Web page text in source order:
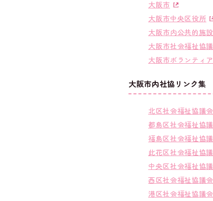
大阪市
大阪市中央区役所
大阪市内公共的施
大阪市社会福祉協
大阪市ボランティ
大阪市内社協リンク集
北区社会福祉協議会
都島区社会福祉協
福島区社会福祉協
此花区社会福祉協
中央区社会福祉協
西区社会福祉協議会
港区社会福祉協議会